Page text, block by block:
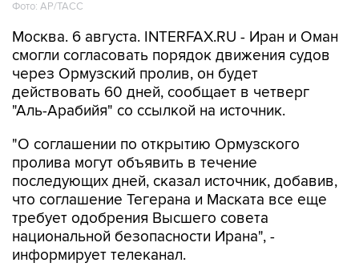
Фото: AP/ТАСС
Москва. 6 августа. INTERFAX.RU - Иран и Оман
смогли согласовать порядок движения судов
через Ормузский пролив, он будет
действовать 60 дней, сообщает в четверг
"Аль-Арабийя" со ссылкой на источник.
"О соглашении по открытию Ормузского
пролива могут объявить в течение
последующих дней, сказал источник, добавив,
что соглашение Тегерана и Маската все еще
требует одобрения Высшего совета
национальной безопасности Ирана", -
информирует телеканал.